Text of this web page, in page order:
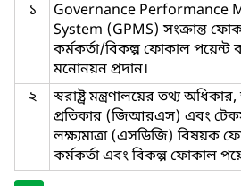
১
Governance Performance
System (GPMS) সংক্রান্ত
কর্মকর্তা/বিকল্প ফোকাল পয়েন্ট
মনোনয়ন প্রদান।
২
স্বরাষ্ট্র মন্ত্রণালয়ের তথ্য
প্রতিকার (জিআরএস) এবং
লক্ষ্যমাত্রা (এসডিজি) বিষয়ক
কর্মকর্তা এবং বিকল্প ফোকাল